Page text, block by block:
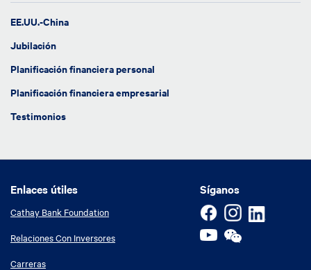
EE.UU.-China
Jubilación
Planificación financiera personal
Planificación financiera empresarial
Testimonios
Síganos
Enlaces útiles
Enlaces útiles
Cathay Bank Foundation
Relaciones Con Inversores
Carreras